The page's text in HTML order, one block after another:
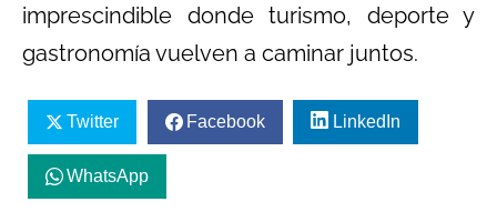
imprescindible donde turismo, deporte y
gastronomía vuelven a caminar juntos.
Twitter Facebook LinkedIn
WhatsApp